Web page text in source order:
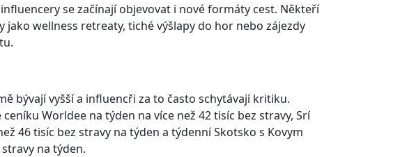
se začínají objevovat i nové formáty cest. Někteří
wellness retreaty, tiché výšlapy do hor nebo zájezdy
bývají vyšší a influencři za to často schytávají kritiku.
Worldee na týden na více než 42 tisíc bez stravy, Srí
46 tisíc bez stravy na týden a týdenní Skotsko s Kovym
na týden.